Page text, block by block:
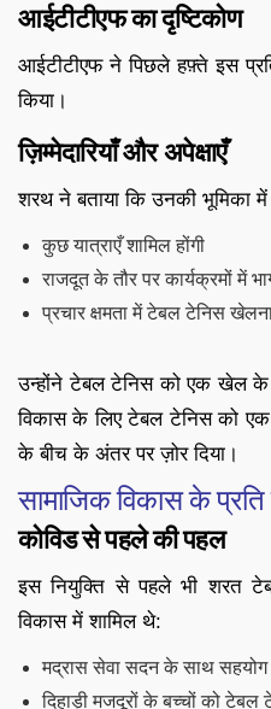
आईटीटीएफ का दृष्टिकोण
आईटीटीएफ ने पिछले हफ़्ते इस
किया।
ज़िम्मेदारियाँ और अपेक्षाएँ
शरथ ने बताया कि उनकी भूमिका में
कुछ यात्राएँ शामिल होंगी
राजदूत के तौर पर कार्यक्रमों में
प्रचार क्षमता में टेबल टेनिस
उन्होंने टेबल टेनिस को एक खेल के
विकास के लिए टेबल टेनिस को
के बीच के अंतर पर ज़ोर दिया।
सामाजिक विकास के प्रति
कोविड से पहले की पहल
इस नियुक्ति से पहले भी शरत
विकास में शामिल थे:
मद्रास सेवा सदन के साथ सहयोग
दिहाड़ी मजदूरों के बच्चों को टेबल